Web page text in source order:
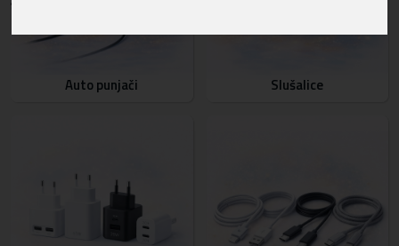
Auto punjači Slušalice